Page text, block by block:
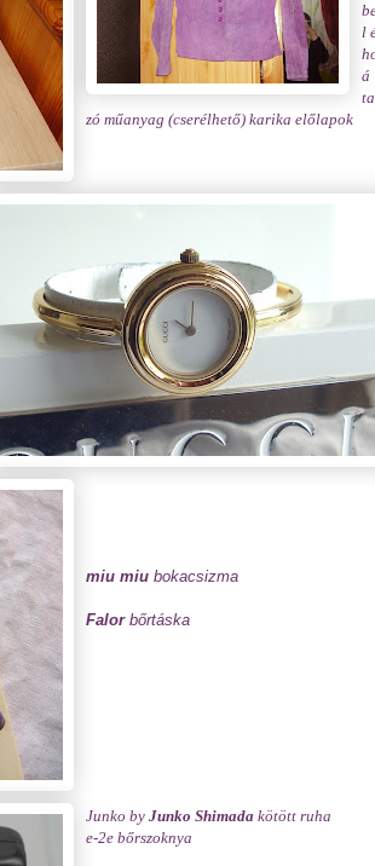
l
á
zó műanyag (cserélhető) karika előlapok
miu miu bokacsizma
Falor bőrtáska
Junko by Junko Shimada kötött ruha
e-2e bőrszoknya